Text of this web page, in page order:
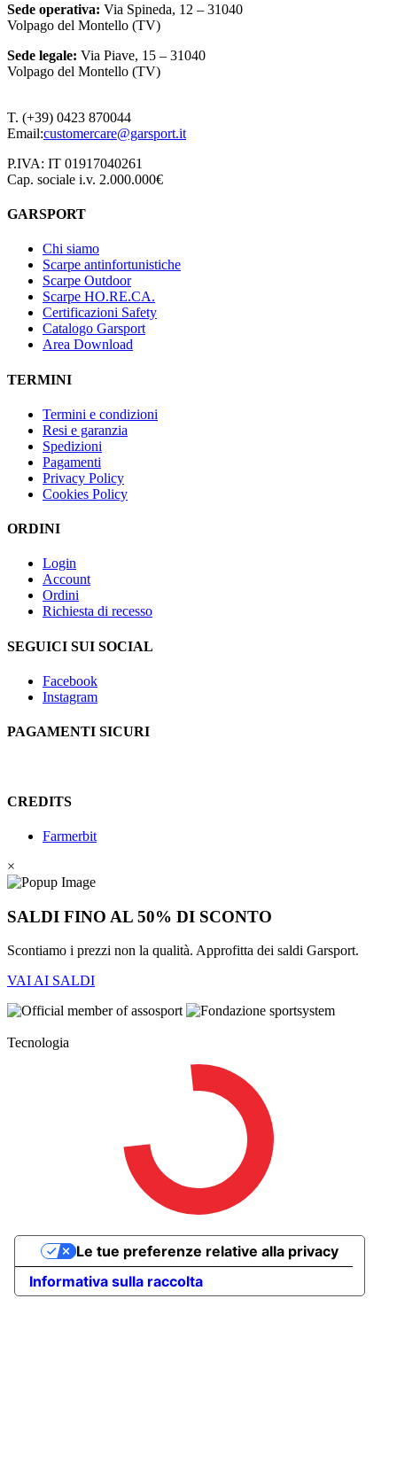
Sede operativa: Via Spineda, 12 – 31040
Volpago del Montello (TV)
Sede legale: Via Piave, 15 – 31040
Volpago del Montello (TV)
T. (+39) 0423 870044
Email:customercare@garsport.it
P.IVA: IT 01917040261
Cap. sociale i.v. 2.000.000€
GARSPORT
Chi siamo
Scarpe antinfortunistiche
Scarpe Outdoor
Scarpe HO.RE.CA.
Certificazioni Safety
Catalogo Garsport
Area Download
TERMINI
Termini e condizioni
Resi e garanzia
Spedizioni
Pagamenti
Privacy Policy
Cookies Policy
ORDINI
Login
Account
Ordini
Richiesta di recesso
SEGUICI SUI SOCIAL
Facebook
Instagram
PAGAMENTI SICURI
CREDITS
Farmerbit
×
SALDI FINO AL 50% DI SCONTO
Scontiamo i prezzi non la qualità. Approfitta dei saldi Garsport.
VAI AI SALDI
Tecnologia
Informativa sulla raccolta
Le tue preferenze relative alla privacy